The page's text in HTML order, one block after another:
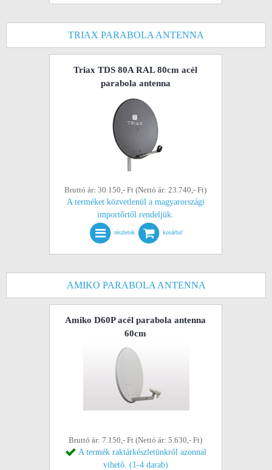
TRIAX PARABOLA ANTENNA
Triax TDS 80A RAL 80cm acél
parabola antenna
Bruttó ár: 30.150,- Ft (Nettó ár: 23.740,- Ft)
A terméket közvetlenül a magyarországi
importőrtől rendeljük.
részletek kosárba!
AMIKO PARABOLA ANTENNA
Amiko D60P acél parabola antenna
60cm
Bruttó ár: 7.150,- Ft (Nettó ár: 5.630,- Ft)
A termék raktárkészletünkről azonnal
vihető. (1-4 darab)